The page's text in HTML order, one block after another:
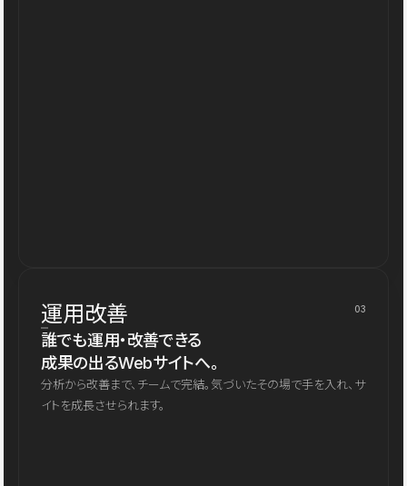
運用改善 03
誰でも運用・改善できる
成果の出るWebサイトへ。
分析から改善まで、チームで完結。気づいたその場で手を入れ、サ
イトを成長させられます。